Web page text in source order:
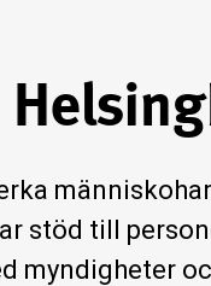
stöd till
myndigheter